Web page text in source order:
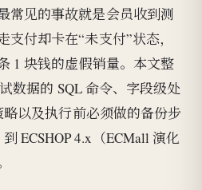
常见的事故就是会员收到测
付却卡在“未支付”状态，
1 块钱的虚假销量。本文整
数据的 SQL 命令、字段级处
以及执行前必须做的备份步
ECSHOP 4.x（ECMall 演化